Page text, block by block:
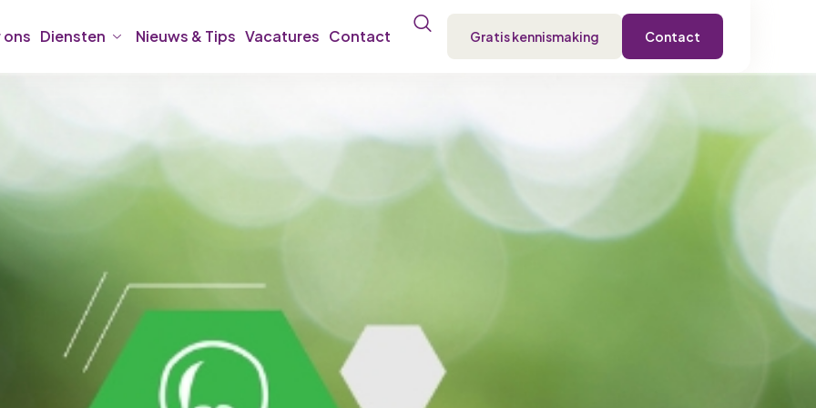
ons Diensten Nieuws & Tips Vacatures Contact Gratis kennismaking Contact